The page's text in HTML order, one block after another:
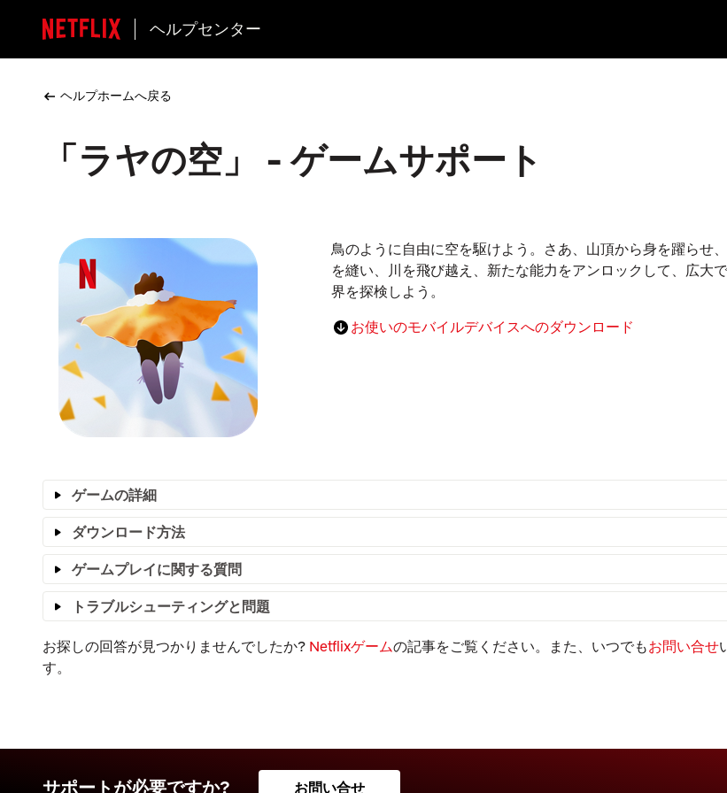
ヘルプセンター
ヘルプホームへ戻る
「ラヤの空」 - ゲームサポート
鳥のように自由に空を駆けよう。さあ、山頂から身を躍らせ
を縫い、川を飛び越え、新たな能力をアンロックして、広大
界を探検しよう。
お使いのモバイルデバイスへのダウンロード
ゲームの詳細
ダウンロード方法
ゲームプレイに関する質問
トラブルシューティングと問題
お探しの回答が見つかりませんでしたか? Netflixゲームの記事をご覧ください。また、いつでもお問い合せ
す。
サポートが必要ですか? お問い合せ